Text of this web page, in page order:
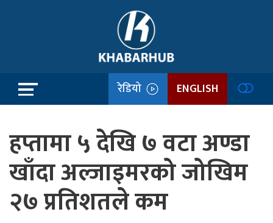
रेडियो ENGLISH
हप्तामा ५ देखि ७ वटा अण्डा
खाँदा अल्जाइमरको जोखिम
२७ प्रतिशतले कम